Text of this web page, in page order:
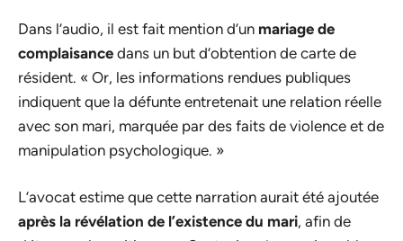
Dans l’audio, il est fait mention d’un mariage de
complaisance dans un but d’obtention de carte de
résident. « Or, les informations rendues publiques
indiquent que la défunte entretenait une relation réelle
avec son mari, marquée par des faits de violence et de
manipulation psychologique. »
L’avocat estime que cette narration aurait été ajoutée
après la révélation de l’existence du mari, afin de